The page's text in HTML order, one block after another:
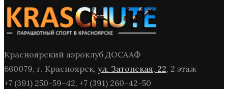
Красноярский аэроклуб ДОСААФ
660079, г. Красноярск, ул. Затонская, 22, 2 этаж
+7 (391) 250-59-42, +7 (391) 260-42-50